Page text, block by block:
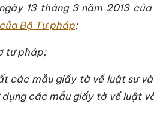
13 tháng 3 năm 2013
Bộ Tư pháp;
tư pháp;
các mẫu giấy tờ về luật sư
các mẫu giấy tờ về luật